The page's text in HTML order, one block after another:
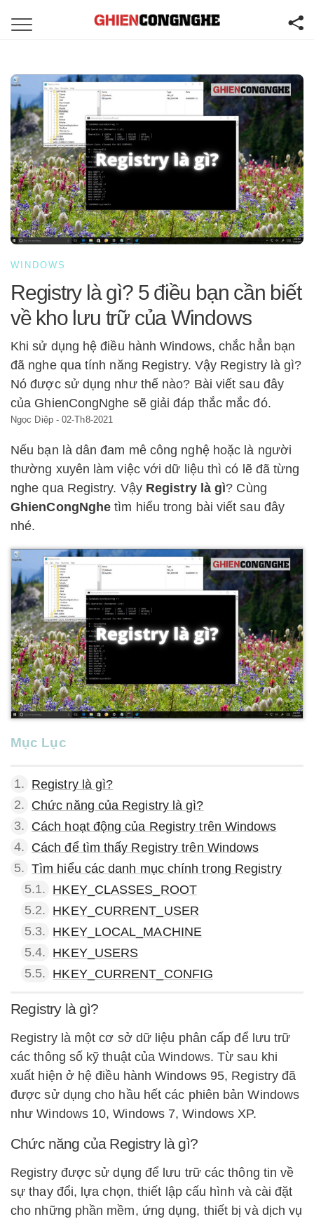
WINDOWS
Registry là gì? 5 điều bạn cần biết
về kho lưu trữ của Windows
Khi sử dụng hệ điều hành Windows, chắc hẳn bạn
đã nghe qua tính năng Registry. Vậy Registry là gì?
Nó được sử dụng như thế nào? Bài viết sau đây
của GhienCongNghe sẽ giải đáp thắc mắc đó.
Ngọc Diệp-02-Th8-2021
Nếu bạn là dân đam mê công nghệ hoặc là người
thường xuyên làm việc với dữ liệu thì có lẽ đã từng
nghe qua Registry. Vậy Registry là gì? Cùng
GhienCongNghe tìm hiểu trong bài viết sau đây
nhé.
Mục Lục
1. Registry là gì?
2. Chức năng của Registry là gì?
3. Cách hoạt động của Registry trên Windows
4. Cách để tìm thấy Registry trên Windows
5. Tìm hiểu các danh mục chính trong Registry
5.1. HKEY_CLASSES_ROOT
5.2. HKEY_CURRENT_USER
5.3. HKEY_LOCAL_MACHINE
5.4. HKEY_USERS
5.5. HKEY_CURRENT_CONFIG
Registry là gì?
Registry là một cơ sở dữ liệu phân cấp để lưu trữ
các thông số kỹ thuật của Windows. Từ sau khi
xuất hiện ở hệ điều hành Windows 95, Registry đã
được sử dụng cho hầu hết các phiên bản Windows
như Windows 10, Windows 7, Windows XP.
Chức năng của Registry là gì?
Registry được sử dụng để lưu trữ các thông tin về
sự thay đổi, lựa chọn, thiết lập cấu hình và cài đặt
cho những phần mềm, ứng dụng, thiết bị và dịch vụ